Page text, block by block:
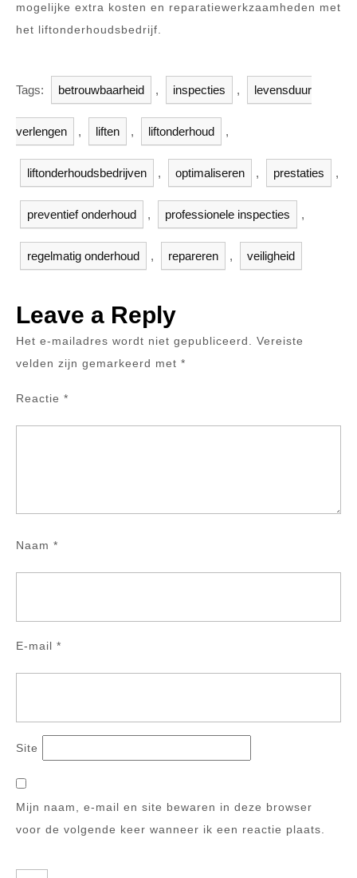
mogelijke extra kosten en reparatiewerkzaamheden met
het liftonderhoudsbedrijf.
Tags: betrouwbaarheid , inspecties , levensduur
verlengen , liften , liftonderhoud ,
liftonderhoudsbedrijven , optimaliseren , prestaties ,
preventief onderhoud , professionele inspecties ,
regelmatig onderhoud , repareren , veiligheid
Leave a Reply
Het e-mailadres wordt niet gepubliceerd.
Vereiste
velden zijn gemarkeerd met *
Reactie *
Naam *
E-mail *
Site
Mijn naam, e-mail en site bewaren in deze browser
voor de volgende keer wanneer ik een reactie plaats.